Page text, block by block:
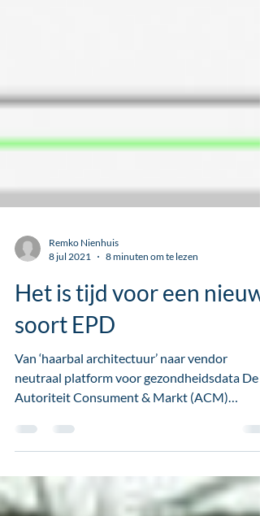
8 jul 2021
8 minuten om te lezen
Het is tijd voor een nieuw
soort EPD
Van ‘haarbal architectuur’ naar vendor
neutraal platform voor gezondheidsdata De
Autoriteit Consument & Markt (ACM)